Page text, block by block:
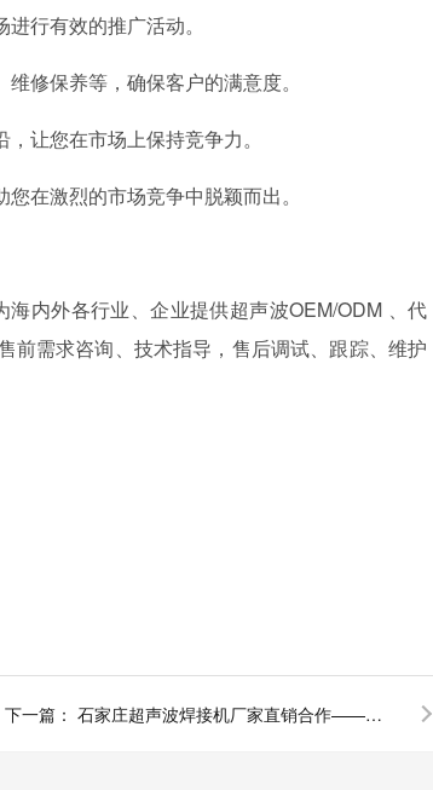
行有效的推广活动。
修保养等，确保客户的满意度。
让您在市场上保持竞争力。
在激烈的市场竞争中脱颖而出。
内外各行业、企业提供超声波OEM/ODM 、代
前需求咨询、技术指导，售后调试、跟踪、维护
下一篇： 石家庄超声波焊接机厂家直销合作——共赢蓝海市场